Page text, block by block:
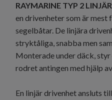
RAYMARINE TYP 2
en drivenheter som är mest
segelbåtar. De linjära
stryktåliga, snabba men
Monterade under däck,
rodret antingen med hjälp
En linjär drivenhet ansluts